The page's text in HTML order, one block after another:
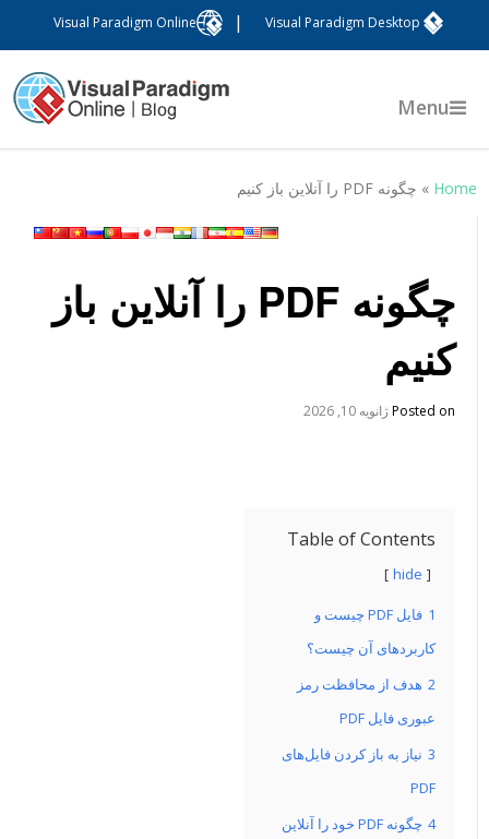
Visual Paradigm Desktop
Visual Paradigm Online
Menu
Home
» چگونه PDF را آنلاین باز کنیم
چگونه PDF را آنلاین باز
کنیم
Posted onژانویه 10, 2026
Table of Contents
hide
فایل PDF چیست و
کاربردهای آن چیست؟
هدف از محافظت رمز
عبوری فایل PDF
نیاز به باز کردن فایل‌های
PDF
چگونه PDF خود را آنلاین